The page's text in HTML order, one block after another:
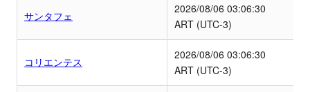
サンタフェ
2026/08/06 03:06:30
ART (UTC-3)
コリエンテス
2026/08/06 03:06:30
ART (UTC-3)